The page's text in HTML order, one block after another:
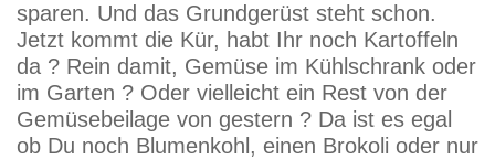
sparen. Und das Grundgerüst steht schon.
Jetzt kommt die Kür, habt Ihr noch Kartoffeln
da ? Rein damit, Gemüse im Kühlschrank oder
im Garten ? Oder vielleicht ein Rest von der
Gemüsebeilage von gestern ? Da ist es egal
ob Du noch Blumenkohl, einen Brokoli oder nur